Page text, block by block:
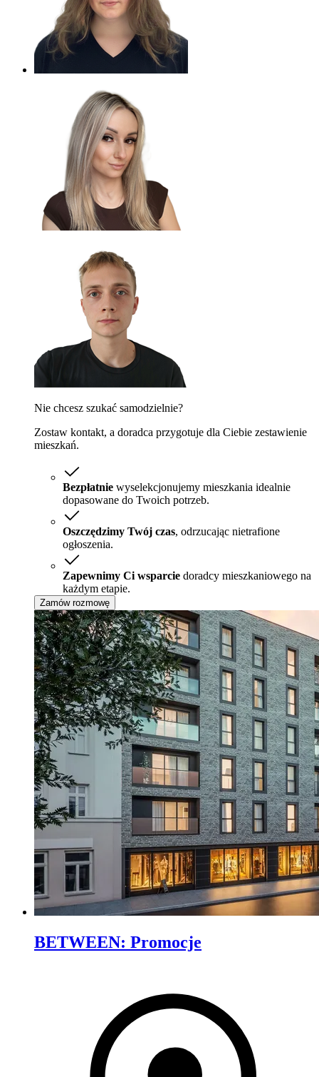
Nie chcesz szukać samodzielnie?
Zostaw kontakt, a doradca przygotuje dla Ciebie zestawienie
mieszkań.
Bezpłatnie wyselekcjonujemy mieszkania idealnie
dopasowane do Twoich potrzeb.
Oszczędzimy Twój czas, odrzucając nietrafione
ogłoszenia.
Zapewnimy Ci wsparcie doradcy mieszkaniowego na
każdym etapie.
Zamów rozmowę
BETWEEN: Promocje